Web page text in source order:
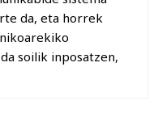
da, eta horrek
soilik inposatzen,